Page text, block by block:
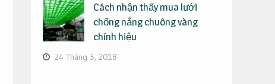
Cách nhận thấy mua lưới
chống nắng chuông vàng
chính hiệu
24 Tháng 5, 2018